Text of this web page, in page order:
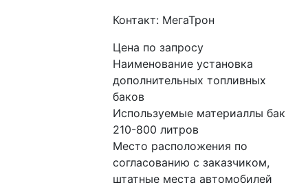
Контакт: МегаТрон
Цена по запросу
Наименование установка
дополнительных топливных
баков
Используемые материаллы бак
210-800 литров
Место расположения по
согласованию с заказчиком,
штатные места автомобилей